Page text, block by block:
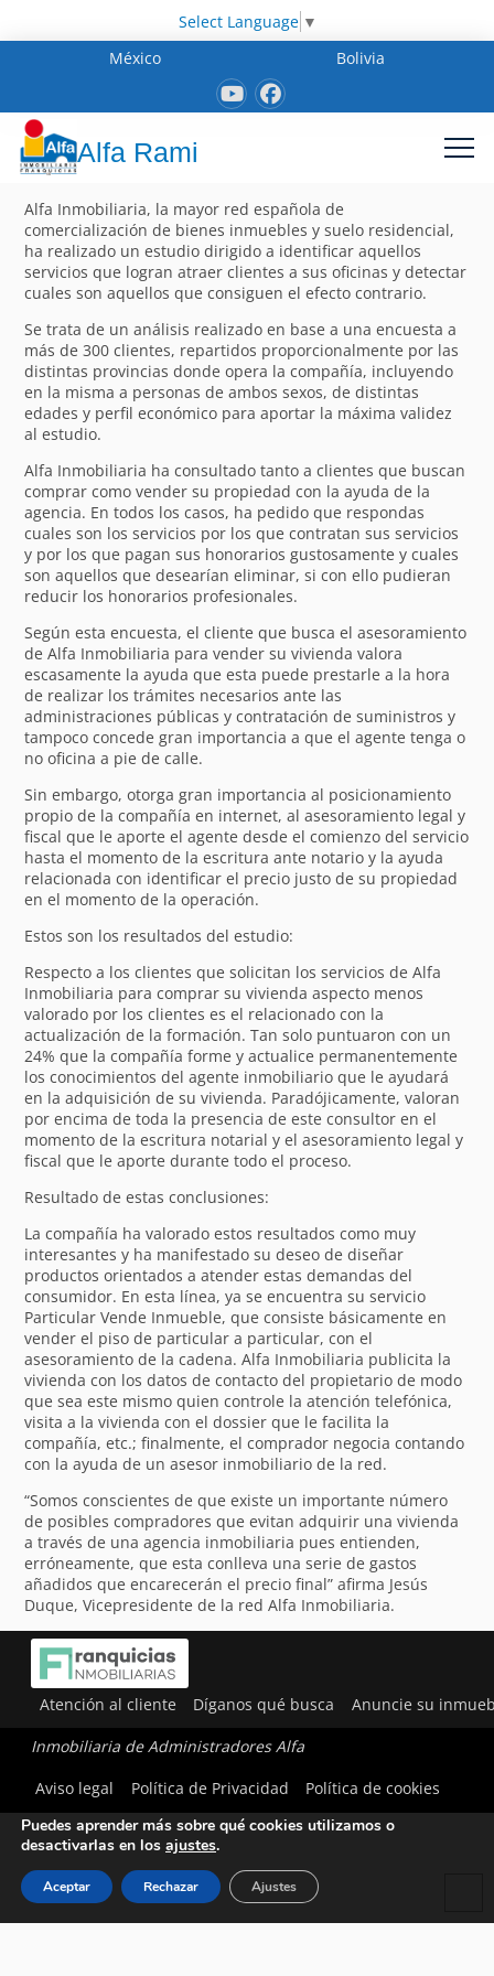
Select Language ▼
México
Bolivia
Alfa Rami
Alfa Inmobiliaria, la mayor red española de
comercialización de bienes inmuebles y suelo residencial,
ha realizado un estudio dirigido a identificar aquellos
servicios que logran atraer clientes a sus oficinas y detectar
cuales son aquellos que consiguen el efecto contrario.
Se trata de un análisis realizado en base a una encuesta a
más de 300 clientes, repartidos proporcionalmente por las
distintas provincias donde opera la compañía, incluyendo
en la misma a personas de ambos sexos, de distintas
edades y perfil económico para aportar la máxima validez
al estudio.
Alfa Inmobiliaria ha consultado tanto a clientes que buscan
comprar como vender su propiedad con la ayuda de la
agencia. En todos los casos, ha pedido que respondas
cuales son los servicios por los que contratan sus servicios
y por los que pagan sus honorarios gustosamente y cuales
son aquellos que desearían eliminar, si con ello pudieran
reducir los honorarios profesionales.
Según esta encuesta, el cliente que busca el asesoramiento
de Alfa Inmobiliaria para vender su vivienda valora
escasamente la ayuda que esta puede prestarle a la hora
de realizar los trámites necesarios ante las
administraciones públicas y contratación de suministros y
tampoco concede gran importancia a que el agente tenga o
no oficina a pie de calle.
Sin embargo, otorga gran importancia al posicionamiento
propio de la compañía en internet, al asesoramiento legal y
fiscal que le aporte el agente desde el comienzo del servicio
hasta el momento de la escritura ante notario y la ayuda
relacionada con identificar el precio justo de su propiedad
en el momento de la operación.
Estos son los resultados del estudio:
Respecto a los clientes que solicitan los servicios de Alfa
Inmobiliaria para comprar su vivienda aspecto menos
valorado por los clientes es el relacionado con la
actualización de la formación. Tan solo puntuaron con un
24% que la compañía forme y actualice permanentemente
los conocimientos del agente inmobiliario que le ayudará
en la adquisición de su vivienda. Paradójicamente, valoran
por encima de toda la presencia de este consultor en el
momento de la escritura notarial y el asesoramiento legal y
fiscal que le aporte durante todo el proceso.
Resultado de estas conclusiones:
La compañía ha valorado estos resultados como muy
interesantes y ha manifestado su deseo de diseñar
productos orientados a atender estas demandas del
consumidor. En esta línea, ya se encuentra su servicio
Particular Vende Inmueble, que consiste básicamente en
vender el piso de particular a particular, con el
asesoramiento de la cadena. Alfa Inmobiliaria publicita la
vivienda con los datos de contacto del propietario de modo
que sea este mismo quien controle la atención telefónica,
visita a la vivienda con el dossier que le facilita la
compañía, etc.; finalmente, el comprador negocia contando
con la ayuda de un asesor inmobiliario de la red.
“Somos conscientes de que existe un importante número
de posibles compradores que evitan adquirir una vivienda
a través de una agencia inmobiliaria pues entienden,
erróneamente, que esta conlleva una serie de gastos
añadidos que encarecerán el precio final” afirma Jesús
Duque, Vicepresidente de la red Alfa Inmobiliaria.
Atención al cliente Díganos qué busca Anuncie su
Inmobiliaria de Administradores Alfa
Aviso legal
Política de Privacidad Política de cookies
Utilizamos cookies para ofrecerte la mejor experiencia en
Puedes aprender más sobre qué cookies utilizamos o
desactivarlas en los ajustes.
Aceptar Rechazar Ajustes